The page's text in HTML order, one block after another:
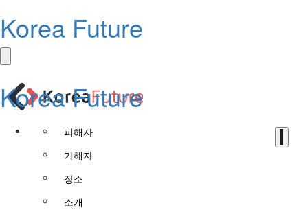
Korea Future
Korea Future
피해자
가해자
장소
소개